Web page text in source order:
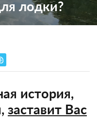
лодки?
история,
заставит Вас